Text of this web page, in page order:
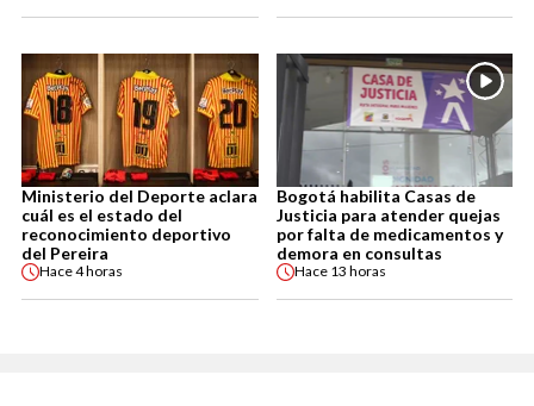
Ministerio del Deporte aclara
cuál es el estado del
reconocimiento deportivo
del Pereira
Hace4 horas
Bogotá habilita Casas de
Justicia para atender quejas
por falta de medicamentos y
demora en consultas
Hace 13 horas